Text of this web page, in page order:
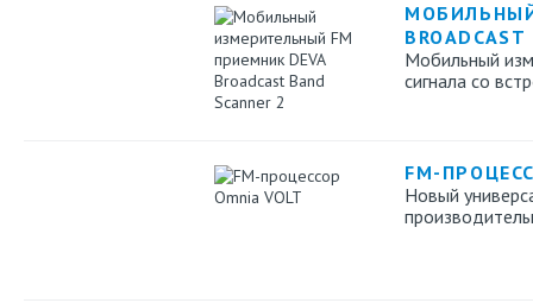
Мобильный
сигнала cо
FM-
Новый